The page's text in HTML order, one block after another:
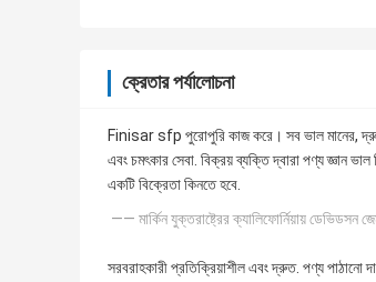
ক্রেতার পর্যালোচনা
Finisar sfp পুরোপুরি কাজ করে। সব ভাল মানের,
এবং চমৎকার সেবা. বিক্রয় ব্যক্তি দ্বারা পণ্য জ্ঞান ভাল
একটি বিক্রেতা কিনতে হবে.
—— মার্কিন যুক্তরাষ্ট্রের ক্যালিফোর্নিয়ায় ডেভিডসন
সরবরাহকারী প্রতিক্রিয়াশীল এবং দ্রুত. পণ্য পাঠানো